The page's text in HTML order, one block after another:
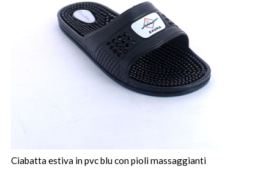
Ciabatta estiva in pvc blu con pioli massaggianti